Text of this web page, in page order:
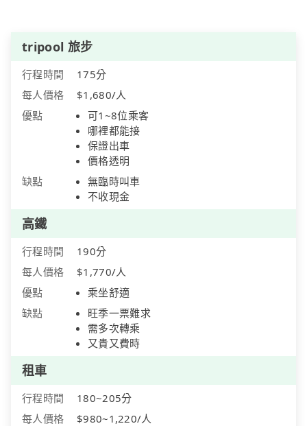
tripool 旅步
行程時間
175分
每人價格
$1,680/人
優點
可1~8位乘客
哪裡都能接
保證出車
價格透明
缺點
無臨時叫車
不收現金
高鐵
行程時間
190分
每人價格
$1,770/人
優點
乘坐舒適
缺點
旺季一票難求
需多次轉乘
又貴又費時
租車
行程時間
180~205分
每人價格
$980~1,220/人